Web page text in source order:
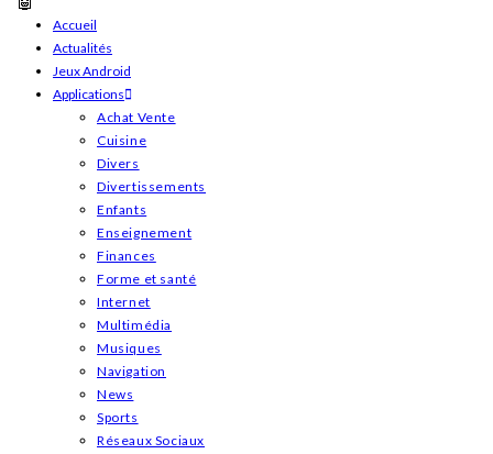
Skip
content
Accueil
Actualités
Jeux Android
Applications
Achat Vente
Cuisine
Divers
Divertissements
Enfants
Enseignement
Finances
Forme et santé
Internet
Multimédia
Musiques
Navigation
News
Sports
Réseaux Sociaux